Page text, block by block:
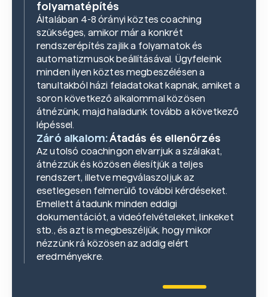
folyamatépítés
Általában 4-8 órányi köztes coaching
szükséges, amikor már a konkrét
rendszerépítés zajlik a folyamatok és
automatizmusok beállításával. Ügyfeleink
minden ilyen köztes megbeszélésen a
tanultakból házi feladatokat kapnak, amiket a
soron következő alkalommal közösen
átnézünk, majd haladunk tovább a következő
lépéssel.
Záró alkalom:Átadás és ellenőrzés
Az utolsó coachingon elvarrjuk a szálakat,
átnézzük és közösen élesítjük a teljes
rendszert, illetve megválaszoljuk az
esetlegesen felmerülő további kérdéseket.
Emellett átadunk minden eddigi
dokumentációt, a videófelvételeket, linkeket
stb., és azt is megbeszéljük, hogy mikor
nézzünk rá közösen az addig elért
eredményekre.